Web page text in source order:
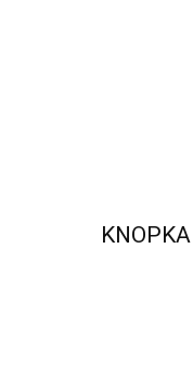
لیمونادهای سالم و کم‌کالری KNOPKA